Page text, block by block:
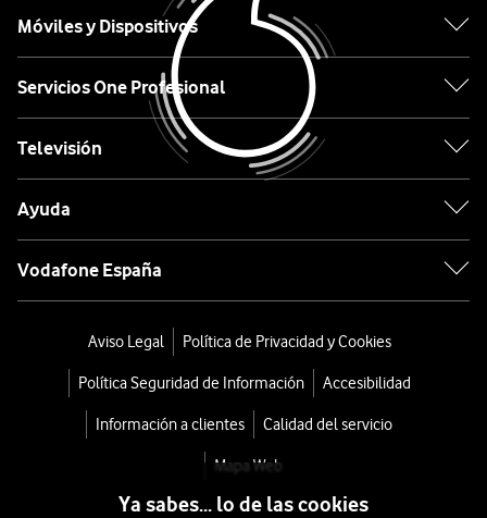
ASUS
Etiqueta
Lo
último
en
tecnología
Almacenamiento
Móviles y Dispositivos
Servicios One Profesional
Televisión
Ayuda
Vodafone España
Aviso Legal Política de Privacidad y Cookies
Política Seguridad de Información Accesibilidad
Información a clientes Calidad del servicio
Mapa Web
Ya sabes... lo de las cookies